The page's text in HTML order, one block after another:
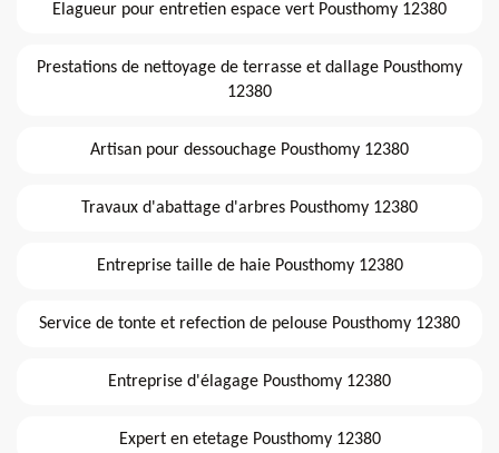
Elagueur pour entretien espace vert Pousthomy 12380
Prestations de nettoyage de terrasse et dallage Pousthomy
12380
Artisan pour dessouchage Pousthomy 12380
Travaux d'abattage d'arbres Pousthomy 12380
Entreprise taille de haie Pousthomy 12380
Service de tonte et refection de pelouse Pousthomy 12380
Entreprise d'élagage Pousthomy 12380
Expert en etetage Pousthomy 12380